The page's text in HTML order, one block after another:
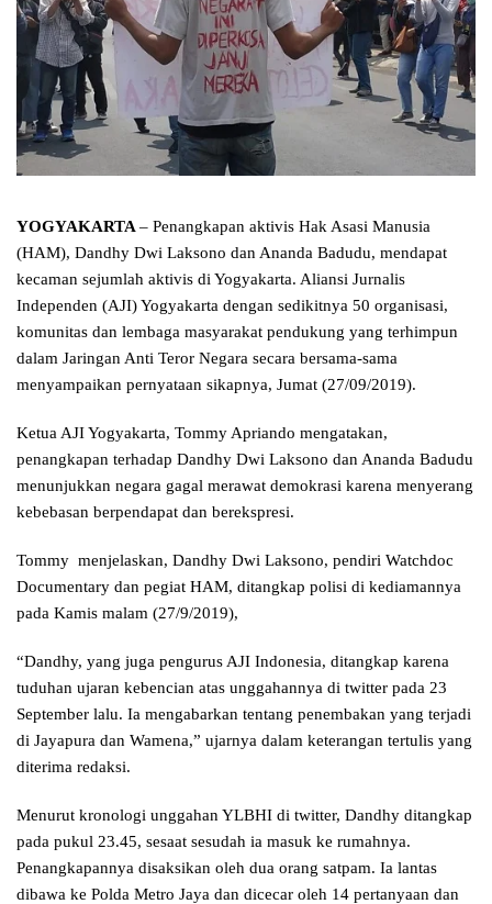
YOGYAKARTA – Penangkapan aktivis Hak Asasi Manusia
(HAM), Dandhy Dwi Laksono dan Ananda Badudu, mendapat
kecaman sejumlah aktivis di Yogyakarta. Aliansi Jurnalis
Independen (AJI) Yogyakarta dengan sedikitnya 50 organisasi,
komunitas dan lembaga masyarakat pendukung yang terhimpun
dalam Jaringan Anti Teror Negara secara bersama-sama
menyampaikan pernyataan sikapnya, Jumat (27/09/2019).
Ketua AJI Yogyakarta, Tommy Apriando mengatakan,
penangkapan terhadap Dandhy Dwi Laksono dan Ananda Badudu
menunjukkan negara gagal merawat demokrasi karena menyerang
kebebasan berpendapat dan berekspresi.
Tommy menjelaskan, Dandhy Dwi Laksono, pendiri Watchdoc
Documentary dan pegiat HAM, ditangkap polisi di kediamannya
pada Kamis malam (27/9/2019),
“Dandhy, yang juga pengurus AJI Indonesia, ditangkap karena
tuduhan ujaran kebencian atas unggahannya di twitter pada 23
September lalu. Ia mengabarkan tentang penembakan yang terjadi
di Jayapura dan Wamena,” ujarnya dalam keterangan tertulis yang
diterima redaksi.
Menurut kronologi unggahan YLBHI di twitter, Dandhy ditangkap
pada pukul 23.45, sesaat sesudah ia masuk ke rumahnya.
Penangkapannya disaksikan oleh dua orang satpam. Ia lantas
dibawa ke Polda Metro Jaya dan dicecar oleh 14 pertanyaan dan